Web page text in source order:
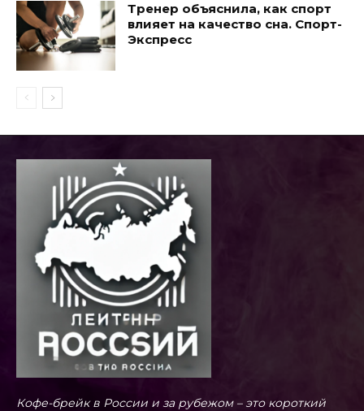
Тренер объяснила, как спорт
влияет на качество сна. Спорт-
Экспресс
Кофе-брейк в России и за рубежом – это короткий